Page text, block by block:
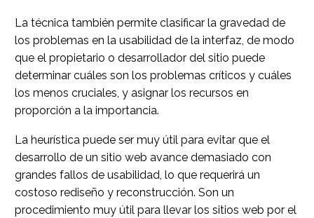
La técnica también permite clasificar la gravedad de
los problemas en la usabilidad de la interfaz, de modo
que el propietario o desarrollador del sitio puede
determinar cuáles son los problemas críticos y cuáles
los menos cruciales, y asignar los recursos en
proporción a la importancia.
La heurística puede ser muy útil para evitar que el
desarrollo de un sitio web avance demasiado con
grandes fallos de usabilidad, lo que requerirá un
costoso rediseño y reconstrucción. Son un
procedimiento muy útil para llevar los sitios web por el